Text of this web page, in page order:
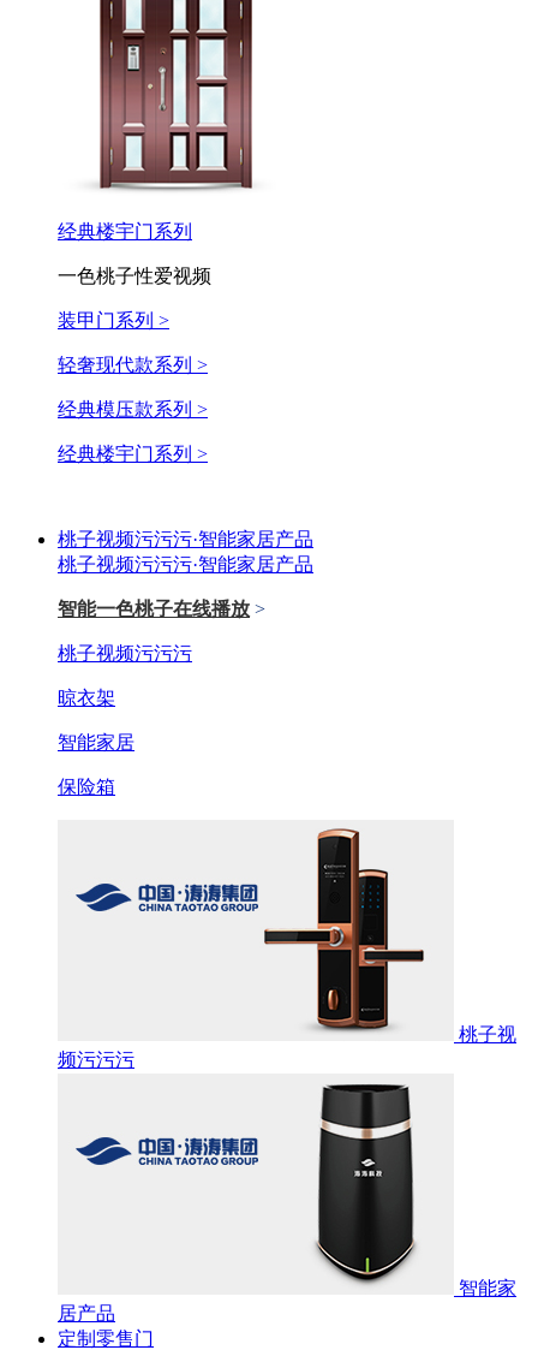
经典楼宇门系列
一色桃子性爱视频
装甲门系列 >
轻奢现代款系列 >
经典模压款系列 >
经典楼宇门系列 >
桃子视频污污污·智能家居产品
桃子视频污污污·智能家居产品
智能一色桃子在线播放 >
桃子视频污污污
晾衣架
智能家居
保险箱
桃子视
频污污污
智能家
居产品
定制零售门